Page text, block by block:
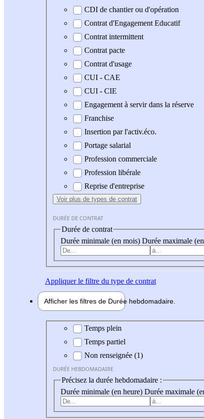
CDI de chantier ou d'opération
Contrat d'Engagement Educatif
Contrat intermittent
Contrat pacte
Contrat d'usage
CUI - CAE
CUI - CIE
Engagement à servir dans la réserve
Franchise
Insertion par l'activ.éco.
Portage salarial
Profession commerciale
Profession libérale
Reprise d'entreprise
Voir plus de types de contrat
DURÉE DE CONTRAT
Durée de contrat
Durée minimale (en mois) Durée maximale
Appliquerle filtre du type de contrat
Afficher les filtres de Durée hebdomadaire
Durée hebdomadaire
Temps plein
Temps partiel
Non renseignée (1)
DURÉE HEBDOMADAIRE
Précisez la durée hebdomadaire :
Durée minimale (en heure) Durée maximale